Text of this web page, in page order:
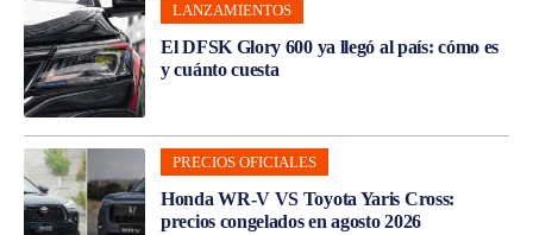
LANZAMIENTOS
El DFSK Glory 600 ya llegó al país: cómo es
y cuánto cuesta
PRECIOS OFICIALES
Honda WR-V VS Toyota Yaris Cross:
precios congelados en agosto 2026